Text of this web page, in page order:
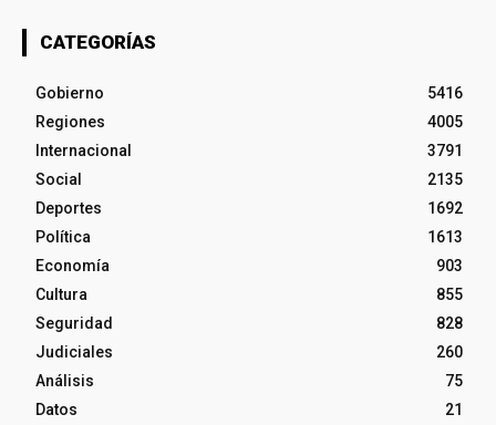
CATEGORÍAS
Gobierno
5416
Regiones
4005
Internacional
3791
Social
2135
Deportes
1692
Política
1613
Economía
903
Cultura
855
Seguridad
828
Judiciales
260
Análisis
75
Datos
21